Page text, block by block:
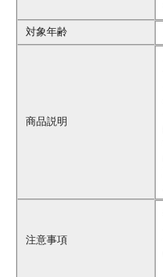
対象年齢
商品説明
注意事項